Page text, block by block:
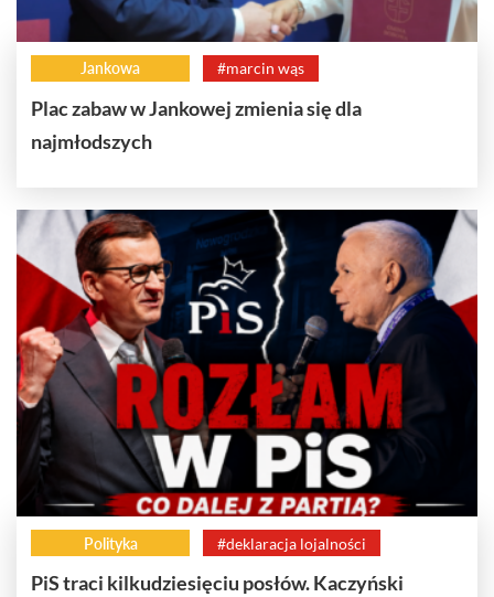
Jankowa #marcin wąs
Plac zabaw w Jankowej zmienia się dla
najmłodszych
Polityka #deklaracja lojalności
PiS traci kilkudziesięciu posłów. Kaczyński